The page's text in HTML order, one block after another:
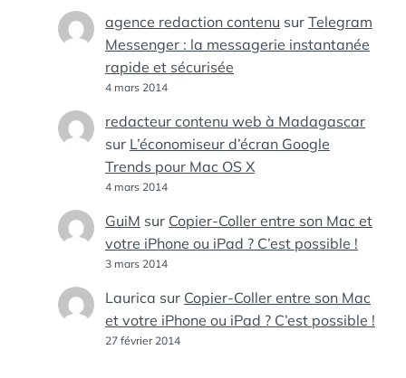
agence redaction contenu sur Telegram
Messenger : la messagerie instantanée
rapide et sécurisée
4 mars 2014
redacteur contenu web à Madagascar
sur L’économiseur d’écran Google
Trends pour Mac OS X
4 mars 2014
GuiM sur Copier-Coller entre son Mac et
votre iPhone ou iPad ? C’est possible !
3 mars 2014
Laurica sur Copier-Coller entre son Mac
et votre iPhone ou iPad ? C’est possible !
27 février 2014